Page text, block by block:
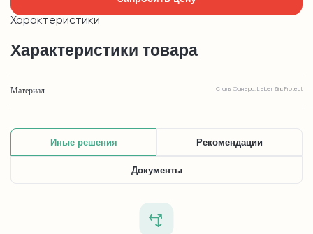
Характеристики
Характеристики товара
Материал Сталь, Фанера, Leber Zinc Protect
Иные решения Рекомендации
Документы